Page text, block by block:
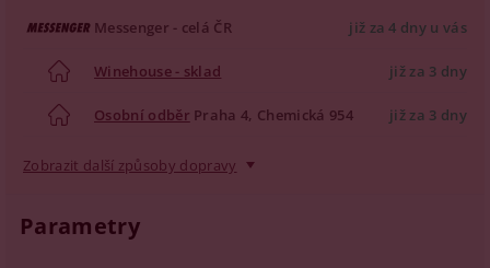
Messenger - celá ČR již za 4 dny u vás
Winehouse - sklad již za 3 dny
Osobní odběr Praha 4, Chemická 954 již za 3 dny
Zobrazit další způsoby dopravy
Parametry